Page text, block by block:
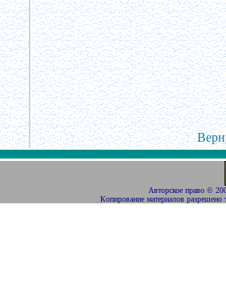
Авторское право ©
Копирование материалов